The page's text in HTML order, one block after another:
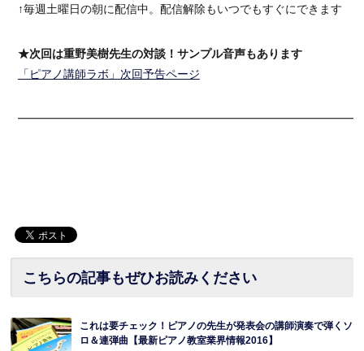
↑毎週土曜日の朝に配信中。配信解除もいつでもすぐにできます
★次回は重野美樹先生の対談！サンプル音声もあります
「ピアノ講師ラボ」次回予告ページ
こちらの記事もぜひお読みください
これは要チェック！ピアノの先生が発表会の講師演奏で弾くソ
ロ＆連弾曲【最新ピアノ教室業界情報2016】